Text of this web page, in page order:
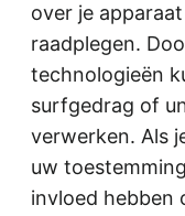
over je
raadplegen.
technologieën
surfgedrag of
verwerken. Als
uw
invloed hebben